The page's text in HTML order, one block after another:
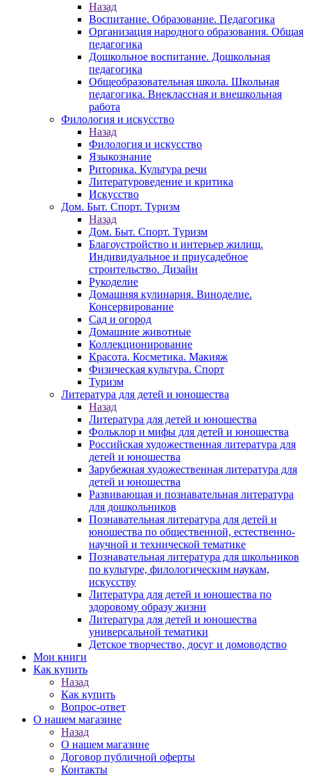
Назад
Воспитание. Образование. Педагогика
Организация народного образования. Общая
педагогика
Дошкольное воспитание. Дошкольная
педагогика
Общеобразовательная школа. Школьная
педагогика. Внеклассная и внешкольная
работа
Филология и искусство
Назад
Филология и искусство
Языкознание
Риторика. Культура речи
Литературоведение и критика
Искусство
Дом. Быт. Спорт. Туризм
Назад
Дом. Быт. Спорт. Туризм
Благоустройство и интерьер жилищ.
Индивидуальное и приусадебное
строительство. Дизайн
Рукоделие
Домашняя кулинария. Виноделие.
Консервирование
Сад и огород
Домашние животные
Коллекционирование
Красота. Косметика. Макияж
Физическая культура. Спорт
Туризм
Литература для детей и юношества
Назад
Литература для детей и юношества
Фольклор и мифы для детей и юношества
Российская художественная литература для
детей и юношества
Зарубежная художественная литература для
детей и юношества
Развивающая и познавательная литература
для дошкольников
Познавательная литература для детей и
юношества по общественной, естественно-
научной и технической тематике
Познавательная литература для школьников
по культуре, филологическим наукам,
искусству
Литература для детей и юношества по
здоровому образу жизни
Литература для детей и юношества
универсальной тематики
Детское творчество, досуг и домоводство
Мои книги
Как купить
Назад
Как купить
Вопрос-ответ
О нашем магазине
Назад
О нашем магазине
Договор публичной оферты
Контакты